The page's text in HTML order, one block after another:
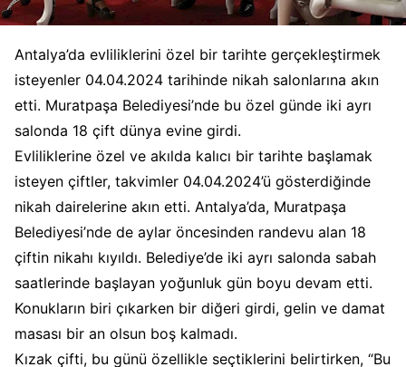
Antalya’da evliliklerini özel bir tarihte gerçekleştirmek
isteyenler 04.04.2024 tarihinde nikah salonlarına akın
etti. Muratpaşa Belediyesi’nde bu özel günde iki ayrı
salonda 18 çift dünya evine girdi.
Evliliklerine özel ve akılda kalıcı bir tarihte başlamak
isteyen çiftler, takvimler 04.04.2024’ü gösterdiğinde
nikah dairelerine akın etti. Antalya’da, Muratpaşa
Belediyesi’nde de aylar öncesinden randevu alan 18
çiftin nikahı kıyıldı. Belediye’de iki ayrı salonda sabah
saatlerinde başlayan yoğunluk gün boyu devam etti.
Konukların biri çıkarken bir diğeri girdi, gelin ve damat
masası bir an olsun boş kalmadı.
Kızak çifti, bu günü özellikle seçtiklerini belirtirken, “Bu